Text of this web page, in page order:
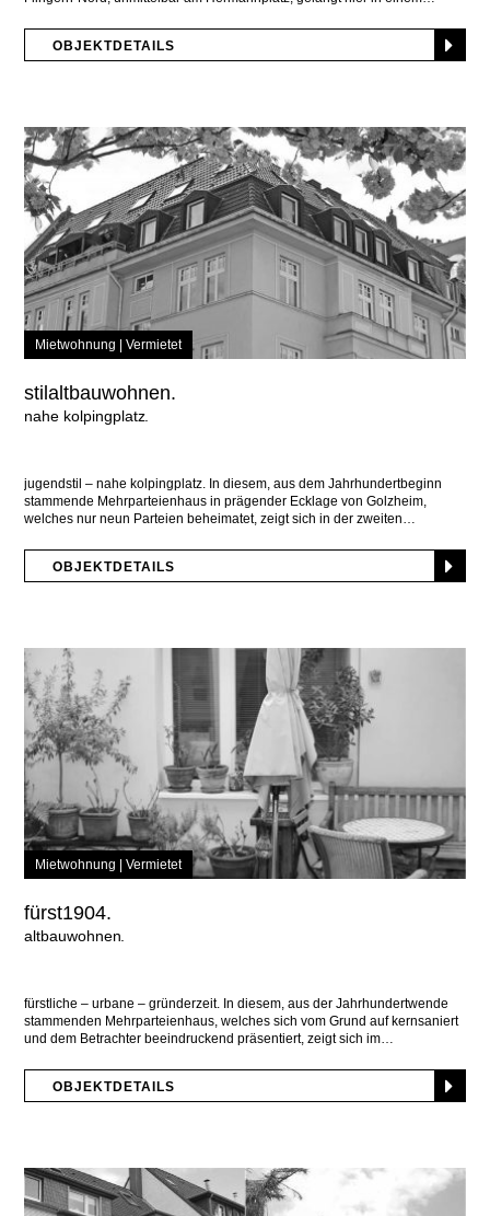
OBJEKTDETAILS
Mietwohnung | Vermietet
stilaltbauwohnen.
nahe kolpingplatz
jugendstil – nahe kolpingplatz. In diesem, aus dem Jahrhundertbeginn
stammende Mehrparteienhaus in prägender Ecklage von Golzheim,
welches nur neun Parteien beheimatet, zeigt sich in der zweiten
OBJEKTDETAILS
Mietwohnung | Vermietet
fürst1904.
altbauwohnen
fürstliche – urbane – gründerzeit. In diesem, aus der Jahrhundertwende
stammenden Mehrparteienhaus, welches sich vom Grund auf kernsaniert
und dem Betrachter beeindruckend präsentiert, zeigt sich im
OBJEKTDETAILS